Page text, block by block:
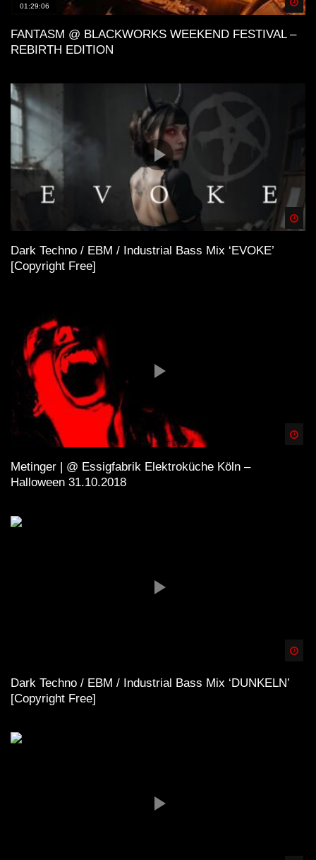
01:29:06
FANTASM @ BLACKWORKS WEEKEND FESTIVAL –
REBIRTH EDITION
Dark Techno / EBM / Industrial Bass Mix ‘EVOKE’
[Copyright Free]
Metinger | @ Essigfabrik Elektroküche Köln –
Halloween 31.10.2018
Dark Techno / EBM / Industrial Bass Mix ‘DUNKELN’
[Copyright Free]